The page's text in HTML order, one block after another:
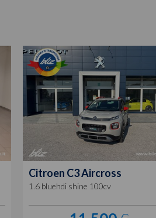
Citroen C3 Aircross
1.6 bluehdi shine 100cv